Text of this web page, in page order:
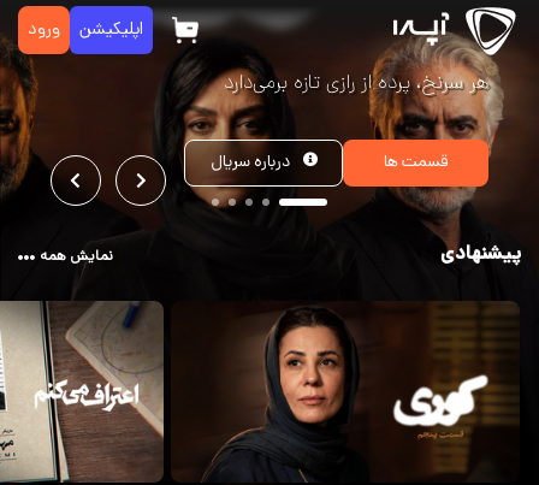
اپلیکیشن ورود
هر سرنخ، پرده از رازی تازه برمی‌دارد
قسمت ها دربارهسریال
پیشنهادی نمایش همه